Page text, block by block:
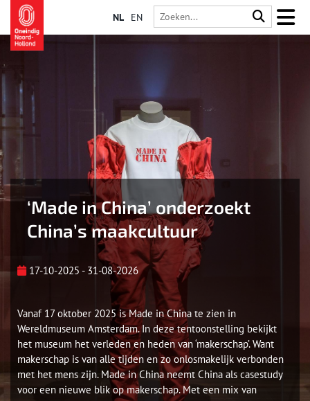
NL EN
‘Made in China’ onderzoekt
China’s maakcultuur
17-10-2025 - 31-08-2026
Vanaf 17 oktober 2025 is Made in China te zien in
Wereldmuseum Amsterdam. In deze tentoonstelling bekijkt
het museum het verleden en heden van ‘makerschap’. Want
makerschap is van alle tijden en zo onlosmakelijk verbonden
met het mens zijn. Made in China neemt China als casestudy
voor een nieuwe blik op makerschap. Met een mix van